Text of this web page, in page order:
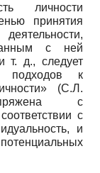
личности
принятия
с ней
т. д., следует
подходов к
(С.Л.
с
с
и